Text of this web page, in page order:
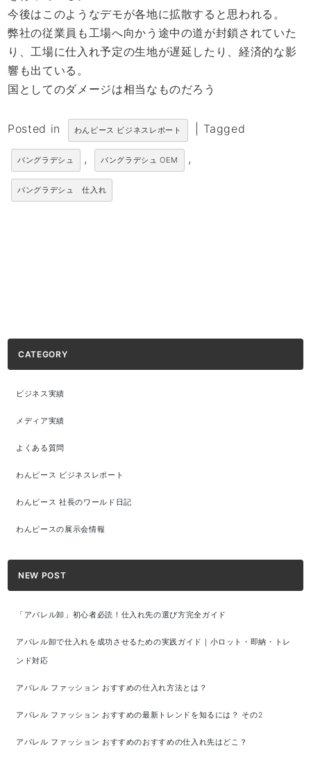
今後はこのようなデモが各地に拡散すると思われる。
弊社の従業員も工場へ向かう途中の道が封鎖されていた
り、工場に仕入れ予定の生地が遅延したり、経済的な影
響も出ている。
国としてのダメージは相当なものだろう
Posted in わんピース ビジネスレポート Tagged
バングラデシュ , バングラデシュ OEM ,
バングラデシュ 仕入れ
CATEGORY
ビジネス実績
メディア実績
よくある質問
わんピース ビジネスレポート
わんピース 社長のワールド日記
わんピースの展示会情報
NEW POST
「アパレル卸」初心者必読！仕入れ先の選び方完全ガイド
アパレル卸で仕入れを成功させるための実践ガイド｜小ロット・即納・トレ
ンド対応
アパレル ファッション おすすめの仕入れ方法とは？
アパレル ファッション おすすめの最新トレンドを知るには？ その2
アパレル ファッション おすすめのおすすめの仕入れ先はどこ？